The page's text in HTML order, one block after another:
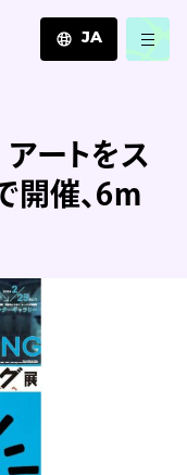
JA
ZH
ートをス
開催、6m